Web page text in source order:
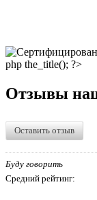
Отзывы
Оставить отзыв
Буду говорить
Средний рейтинг: